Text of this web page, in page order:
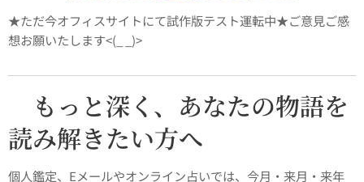
★ただ今オフィスサイトにて試作版テスト運転中★ご意見ご感
想お願いたします<(_ _)>
もっと深く、あなたの物語を
読み解きたい方へ
個人鑑定、Eメールやオンライン占いでは、今月・来月・来年